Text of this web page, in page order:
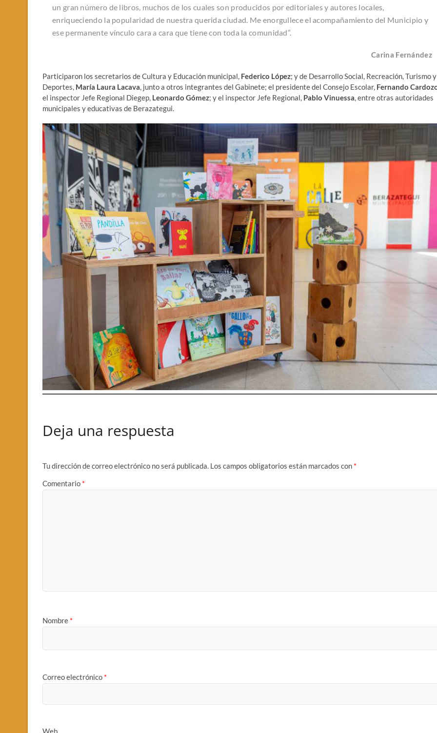
un gran número de libros, muchos de los cuales son producidos por editoriales y autores locales,
enriqueciendo la popularidad de nuestra querida ciudad. Me enorgullece el acompañamiento del Municipio y
ese permanente vínculo cara a cara que tiene con toda la comunidad”.
Carina Fernández
Participaron los secretarios de Cultura y Educación municipal, Federico López; y de Desarrollo Social, Recreación, Turismo y
Deportes, María Laura Lacava, junto a otros integrantes del Gabinete; el presidente del Consejo Escolar, Fernando
el inspector Jefe Regional Diegep, Leonardo Gómez; y el inspector Jefe Regional, Pablo Vinuessa, entre otras autoridades
municipales y educativas de Berazategui.
Deja una respuesta
Tu dirección de correo electrónico no será publicada. Los campos obligatorios están marcados con *
Comentario *
Nombre *
Correo electrónico *
Web